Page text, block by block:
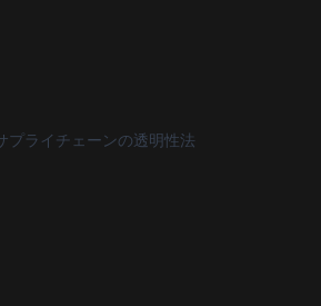
プライチェーンの透明性法